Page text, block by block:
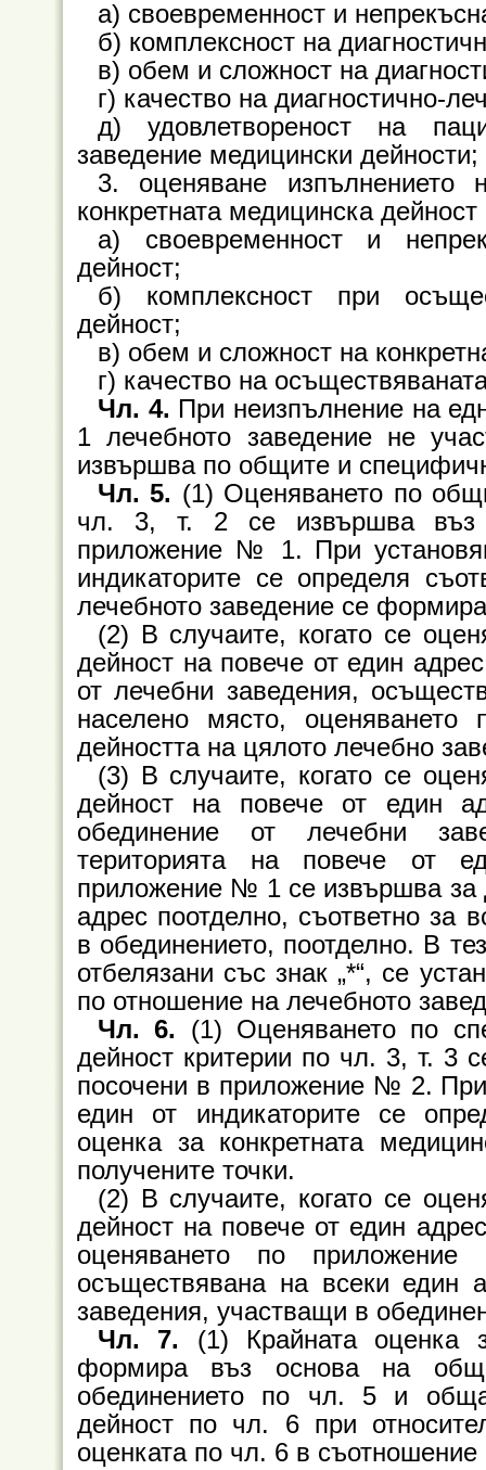
а) своевременност и
б) комплексност на
в) обем и сложност на
г) качество на диагностично-
д) удовлетвореност на
заведение медицински дейности;
3. оценяване изпълнението
конкретната медицинска
а) своевременност и
дейност;
б) комплексност при
дейност;
в) обем и сложност на
г) качество на
Чл. 4. При неизпълнение на
1 лечебното заведение не
извършва по общите и
Чл. 5. (1) Оценяването по
чл. 3, т. 2 се извършва въз
приложение № 1. При
индикаторите се определя
лечебното заведение се
(2) В случаите, когато се
дейност на повече от един
от лечебни заведения,
населено място,
дейността на цялото лечебно
(3) В случаите, когато се
дейност на повече от един
обединение от лечебни
територията на повече от
приложение № 1 се извършва за
адрес поотделно, съответно за
в обединението, поотделно. В
отбелязани със знак „*“, се
по отношение на лечебното
Чл. 6. (1) Оценяването по
дейност критерии по чл. 3, т. 3
посочени в приложение № 2. При
един от индикаторите се
оценка за конкретната
получените точки.
(2) В случаите, когато се
дейност на повече от един
оценяването по
осъществявана на всеки един
заведения, участващи в
Чл. 7. (1) Крайната оценка
формира въз основа на
обединението по чл. 5 и
дейност по чл. 6 при
оценката по чл. 6 в съотношение